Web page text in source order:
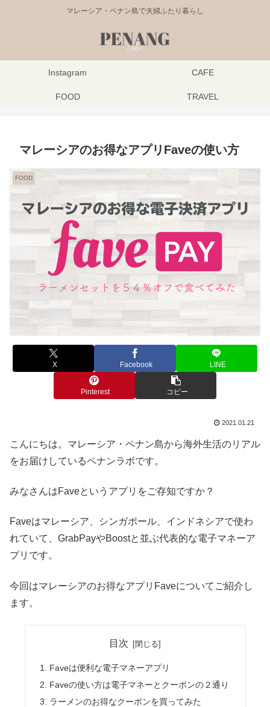
マレーシア・ペナン島で夫婦ふたり暮らし
Instagram CAFE
FOOD TRAVEL
マレーシアのお得なアプリFaveの使い方
FOOD
X Facebook LINE
Pinterest コピー
2021.01.21
こんにちは。マレーシア・ペナン島から海外生活のリアル
をお届けしているペナンラボです。
みなさんはFaveというアプリをご存知ですか？
Faveはマレーシア、シンガポール、インドネシアで使わ
れていて、GrabPayやBoostと並ぶ代表的な電子マネーア
プリです。
今回はマレーシアのお得なアプリFaveについてご紹介し
ます。
目次
Faveは便利な電子マネーアプリ
Faveの使い方は電子マネーとクーポンの２通り
ラーメンのお得なクーポンを買ってみた